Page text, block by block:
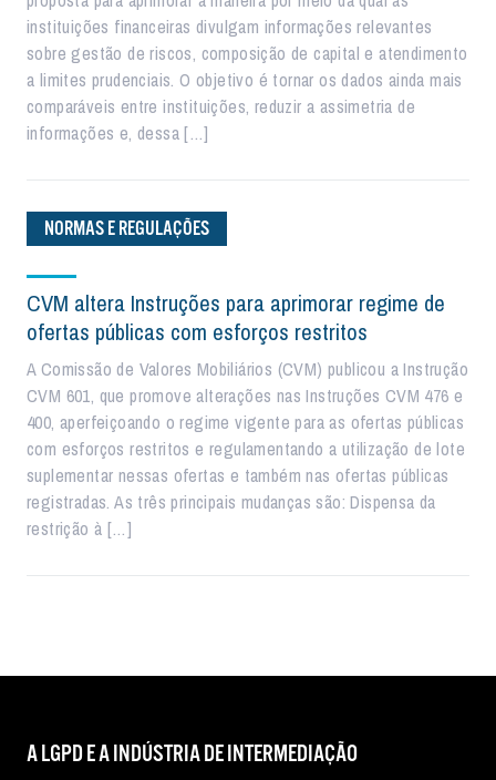
instituições financeiras divulgam informações relevantes
sobre gestão de riscos, composição de capital e atendimento
a limites prudenciais. O objetivo é tornar os dados ainda mais
comparáveis entre instituições, reduzir a assimetria de
informações e, dessa […]
NORMAS E REGULAÇÕES
CVM altera Instruções para aprimorar regime de
ofertas públicas com esforços restritos
A Comissão de Valores Mobiliários (CVM) publicou a Instrução
CVM 601, que promove alterações nas Instruções CVM 476 e
400, aperfeiçoando o regime vigente para as ofertas públicas
com esforços restritos e regulamentando a utilização de lote
suplementar nessas ofertas e também nas ofertas públicas
registradas. As três principais mudanças são: Dispensa da
restrição à […]
A LGPD E A INDÚSTRIA DE INTERMEDIAÇÃO